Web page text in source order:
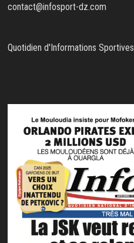
contact@infosport-dz.com
Quotidien d'Informations Sportives